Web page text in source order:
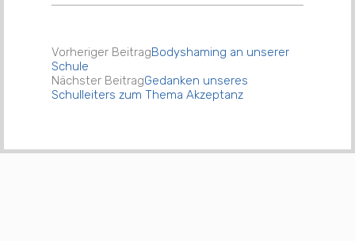
Vorheriger BeitragBodyshaming an unserer
Schule
Nächster BeitragGedanken unseres
Schulleiters zum Thema Akzeptanz